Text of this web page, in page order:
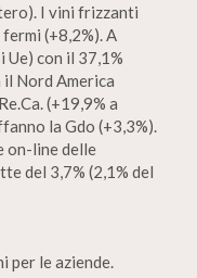
I vini frizzanti
(+8,2%). A
Ue) con il 37,1%
il Nord America
(+19,9% a
la Gdo (+3,3%).
on-line delle
del 3,7% (2,1% del
per le aziende.